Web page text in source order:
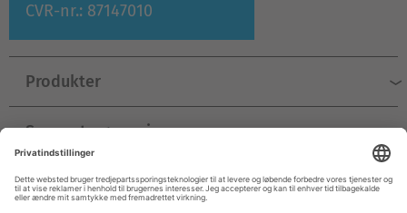
CVR-nr.: 87147010
Produkter
Support og service
Virksomhed